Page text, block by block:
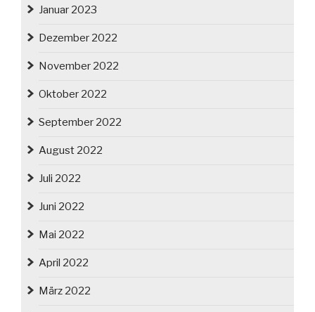
Januar 2023
Dezember 2022
November 2022
Oktober 2022
September 2022
August 2022
Juli 2022
Juni 2022
Mai 2022
April 2022
März 2022